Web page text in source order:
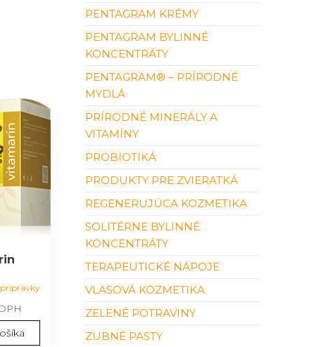
prípravky
PENTAGRAM KRÉMY
PENTAGRAM BYLINNÉ
KONCENTRÁTY
PENTAGRAM® – PRÍRODNÉ
MYDLÁ
PRÍRODNÉ MINERÁLY A
VITAMÍNY
PROBIOTIKÁ
PRODUKTY PRE ZVIERATKÁ
REGENERUJÚCA KOZMETIKA
SOLITÉRNE BYLINNÉ
KONCENTRÁTY
TERAPEUTICKÉ NÁPOJE
VLASOVÁ KOZMETIKA
ZELENÉ POTRAVINY
ZUBNÉ PASTY